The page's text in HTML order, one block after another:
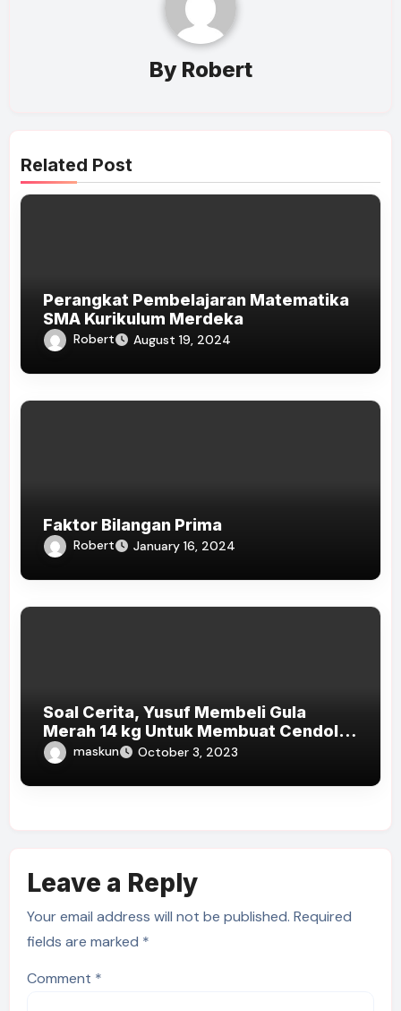
By Robert
Related Post
Perangkat Pembelajaran Matematika
SMA Kurikulum Merdeka
Robert August 19, 2024
Faktor Bilangan Prima
Robert January 16, 2024
Soal Cerita, Yusuf Membeli Gula
Merah 14 kg Untuk Membuat Cendol…
maskun October 3, 2023
Leave a Reply
Your email address will not be published. Required
fields are marked *
Comment *